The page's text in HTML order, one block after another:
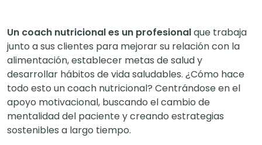
Un coach nutricional es un profesionalque trabaja
junto a sus clientes para mejorar su relación con la
alimentación, establecer metas de salud y
desarrollar hábitos de vida saludables. ¿Cómo hace
todo esto un coach nutricional? Centrándose en el
apoyo motivacional, buscando el cambio de
mentalidad del paciente y creando estrategias
sostenibles a largo tiempo.